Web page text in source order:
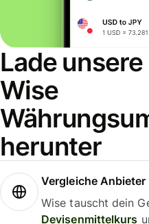
Lade
Wise
herunter
Vergleiche
Wise tauscht dein
Devisenmittelkurs